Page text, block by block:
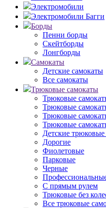
Электромобили
Электромобили Багги
Борды
Пенни борды
Скейтборды
Лонгборды
Самокаты
Детские самокаты
Все самокаты
Трюковые самокаты
Трюковые
Трюковые
Трюковые
Трюковые
Детские
Дорогие
Фиолетовые
Парковые
Черные
С прямым рулем
Трюковые без
Все трюковые